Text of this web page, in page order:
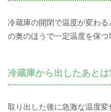
冷蔵庫の開閉で温度が変わ
の奥のほうで一定温度を保つ
冷蔵庫から出したあと
取り出した後に急激な温度